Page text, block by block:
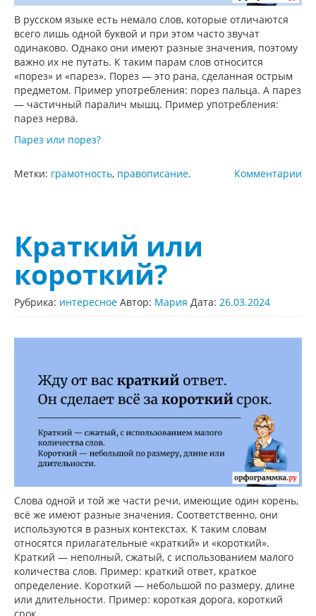
В русском языке есть немало слов, которые отличаются
всего лишь одной буквой и при этом часто звучат
одинаково. Однако они имеют разные значения, поэтому
важно их не путать. К таким парам слов относится
«порез» и «парез». Порез — это рана, сделанная острым
предметом. Пример употребления: порез пальца. А парез
— частичный паралич мышц. Пример употребления:
парез нерва.
Парез или порез?
Комментарии
Метки: грамотность, правописание.
Краткий или
короткий?
Рубрика: интересное Автор: Мария Дата: 26.03.2024
Слова одной и той же части речи, имеющие один корень,
всё же имеют разные значения. Соответственно, они
используются в разных контекстах. К таким словам
относятся прилагательные «краткий» и «короткий».
Краткий — неполный, сжатый, с использованием малого
количества слов. Пример: краткий ответ, краткое
определение. Короткий — небольшой по размеру, длине
или длительности. Пример: короткая дорога, короткий